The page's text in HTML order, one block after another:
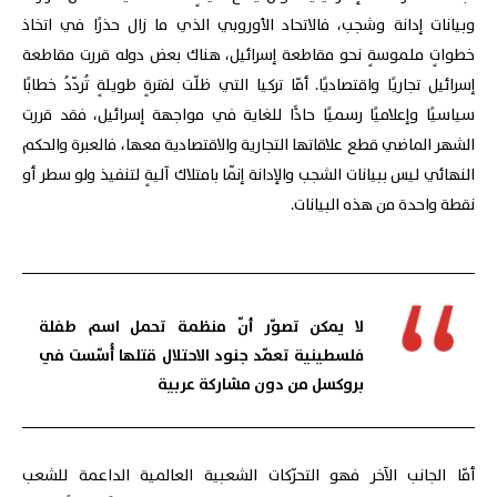
وبيانات إدانة وشجب، فالاتحاد الأوروبي الذي ما زال حذرًا في اتخاذ
خطواتٍ ملموسةٍ نحو مقاطعة إسرائيل، هناك بعض دوله قررت مقاطعة
إسرائيل تجاريًا واقتصاديًا. أمّا تركيا التي ظلّت لفترةٍ طويلةٍ تُردّدُ خطابًا
سياسيًا وإعلاميًا رسميًا حادًّا للغاية في مواجهة إسرائيل، فقد قررت
الشهر الماضي قطع علاقاتها التجارية والاقتصادية معها، فالعبرة والحكم
النهائي ليس ببيانات الشجب والإدانة إنّما بامتلاك آليةٍ لتنفيذ ولو سطر أو
نقطة واحدة من هذه البيانات.
لا يمكن تصوّر أنّ منظمة تحمل اسم طفلة
فلسطينية تعمّد جنود الاحتلال قتلها أُسّست في
بروكسل من دون مشاركة عربية
أمّا الجانب الآخر فهو التحرّكات الشعبية العالمية الداعمة للشعب